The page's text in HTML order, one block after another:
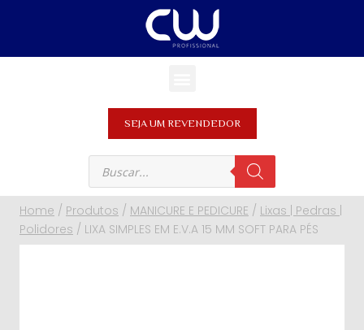
SEJA UM REVENDEDOR
Home / Produtos / MANICURE E PEDICURE / Lixas | Pedras |
Polidores / LIXA SIMPLES EM E.V.A 15 MM SOFT PARA PÉS